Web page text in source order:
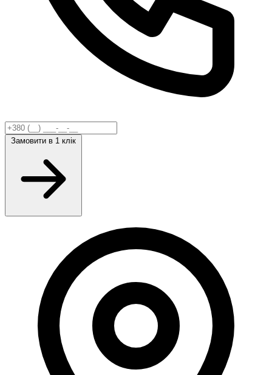
Замовити в 1 клік